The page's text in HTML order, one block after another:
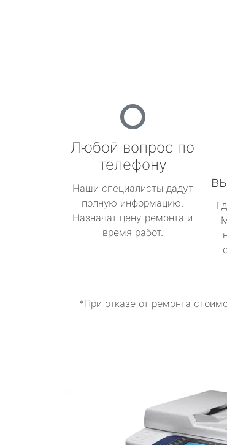
Любой вопрос по
телефону
Наши специалисты дадут
полную информацию.
Назначат цену ремонта и
время работ.
*При отказе от ремонта